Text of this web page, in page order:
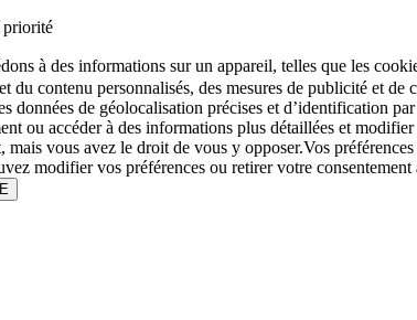
priorité
à des informations sur un appareil, telles que les
du contenu personnalisés, des mesures de publicité et
données de géolocalisation précises et d’identification
ou accéder à des informations plus détaillées et
mais vous avez le droit de vous y opposer.Vos
modifier vos préférences ou retirer votre